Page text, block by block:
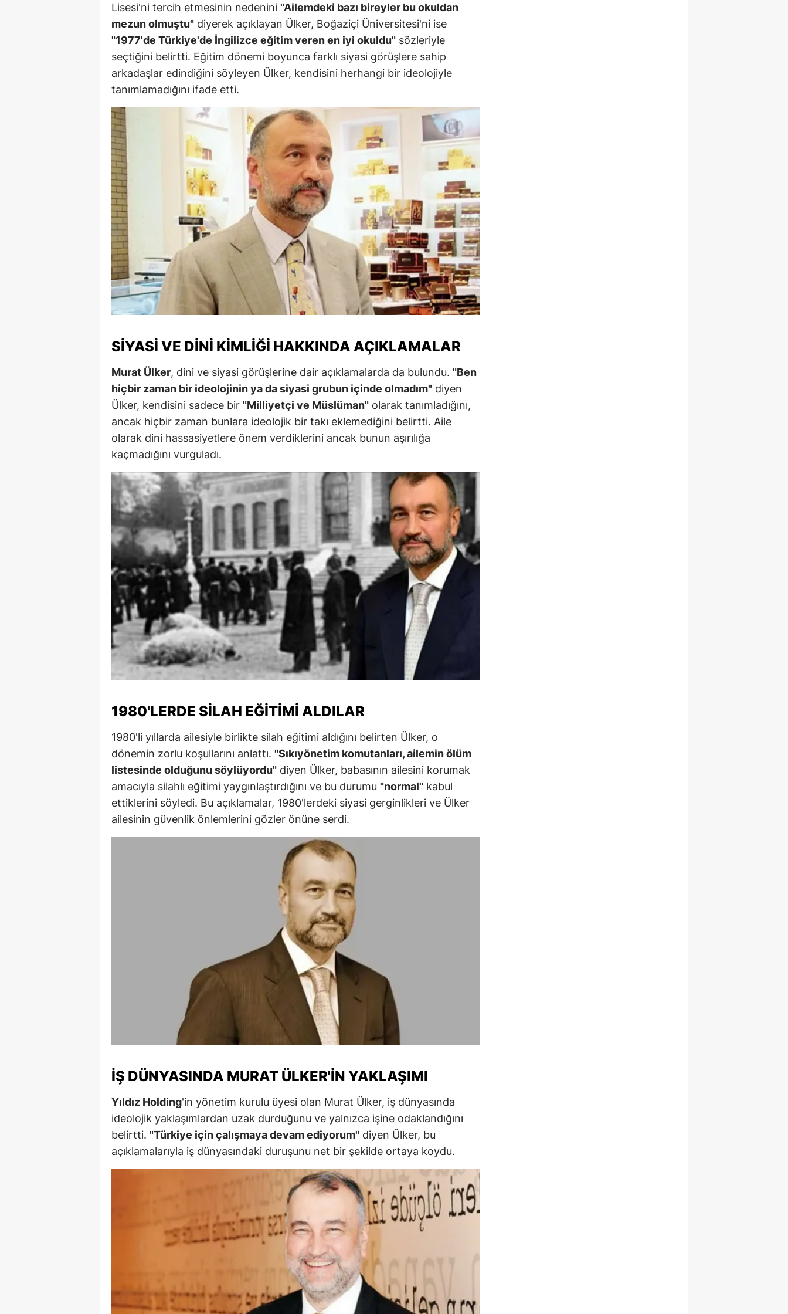
İstanbul
İzmir
Kastamonu
Kayseri
Kırklareli
Kırşehir
Kocaeli
Konya
Kütahya
Malatya
Mardin
Muğla
Muş
Nevşehir
Ordu
Rize
Sakarya
Samsun
Siirt
Sinop
Sivas
Tekirdağ
Tokat
Tunceli
Şanlıurfa
Van
Yozgat
Aksaray
Bayburt
Karaman
Kırıkkale
Batman
Şırnak
Bartın
Ardahan
Yalova
Karabük
Kilis
Osmaniye
Düzce
Lisesi'ni tercih etmesinin nedenini "Ailemdeki bazı bireyler bu okuldan
mezun olmuştu" diyerek açıklayan Ülker, Boğaziçi Üniversitesi'ni ise
"1977'de Türkiye'de İngilizce eğitim veren en iyi okuldu" sözleriyle
seçtiğini belirtti. Eğitim dönemi boyunca farklı siyasi görüşlere sahip
arkadaşlar edindiğini söyleyen Ülker, kendisini herhangi bir ideolojiyle
tanımlamadığını ifade etti.
SIYASI VE DINI KIMLIĞI HAKKINDA AÇIKLAMALAR
Murat Ülker, dini ve siyasi görüşlerine dair açıklamalarda da bulundu. "Ben
hiçbir zaman bir ideolojinin ya da siyasi grubun içinde olmadım" diyen
Ülker, kendisini sadece bir "Milliyetçi ve Müslüman" olarak tanımladığını,
ancak hiçbir zaman bunlara ideolojik bir takı eklemediğini belirtti. Aile
olarak dini hassasiyetlere önem verdiklerini ancak bunun aşırılığa
kaçmadığını vurguladı.
1980'LERDE SILAH EĞITIMI ALDILAR
1980'li yıllarda ailesiyle birlikte silah eğitimi aldığını belirten Ülker, o
dönemin zorlu koşullarını anlattı. "Sıkıyönetim komutanları, ailemin ölüm
listesinde olduğunu söylüyordu" diyen Ülker, babasının ailesini korumak
amacıyla silahlı eğitimi yaygınlaştırdığını ve bu durumu "normal" kabul
ettiklerini söyledi. Bu açıklamalar, 1980'lerdeki siyasi gerginlikleri ve Ülker
ailesinin güvenlik önlemlerini gözler önüne serdi.
İŞ DÜNYASINDA MURAT ÜLKER'IN YAKLAŞIMI
Yıldız Holding'in yönetim kurulu üyesi olan Murat Ülker, iş dünyasında
ideolojik yaklaşımlardan uzak durduğunu ve yalnızca işine odaklandığını
belirtti. "Türkiye için çalışmaya devam ediyorum" diyen Ülker, bu
açıklamalarıyla iş dünyasındaki duruşunu net bir şekilde ortaya koydu.